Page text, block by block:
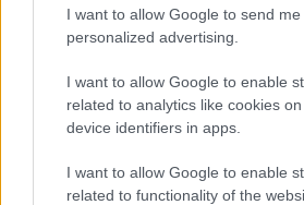
I want to allow Google to send me
personalized advertising.
I want to allow Google to enable
related to analytics like cookies
device identifiers in apps.
I want to allow Google to enable
related to functionality of the